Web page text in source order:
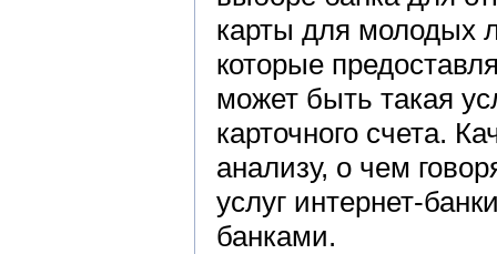
карты для молодых
которые
может быть такая
карточного счета.
анализу, о чем
услуг интернет-
банками.